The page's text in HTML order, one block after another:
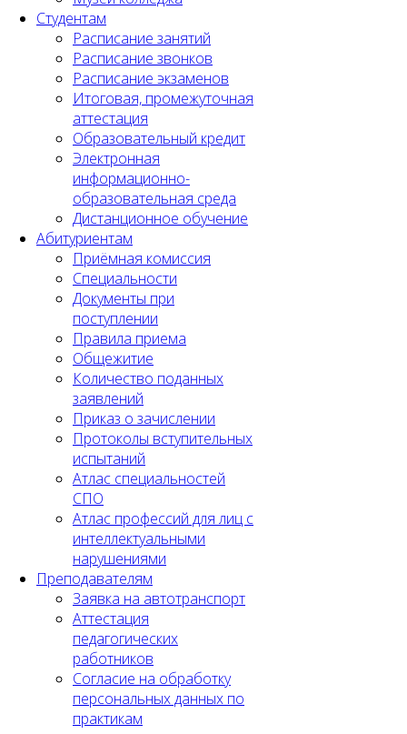
Студентам
Расписание занятий
Расписание звонков
Расписание экзаменов
Итоговая, промежуточная
аттестация
Образовательный кредит
Электронная
информационно-
образовательная среда
Дистанционное обучение
Абитуриентам
Приёмная комиссия
Специальности
Документы при
поступлении
Правила приема
Общежитие
Количество поданных
заявлений
Приказ о зачислении
Протоколы вступительных
испытаний
Атлас специальностей
СПО
Атлас профессий для лиц с
интеллектуальными
нарушениями
Преподавателям
Заявка на автотранспорт
Аттестация
педагогических
работников
Согласие на обработку
персональных данных по
практикам